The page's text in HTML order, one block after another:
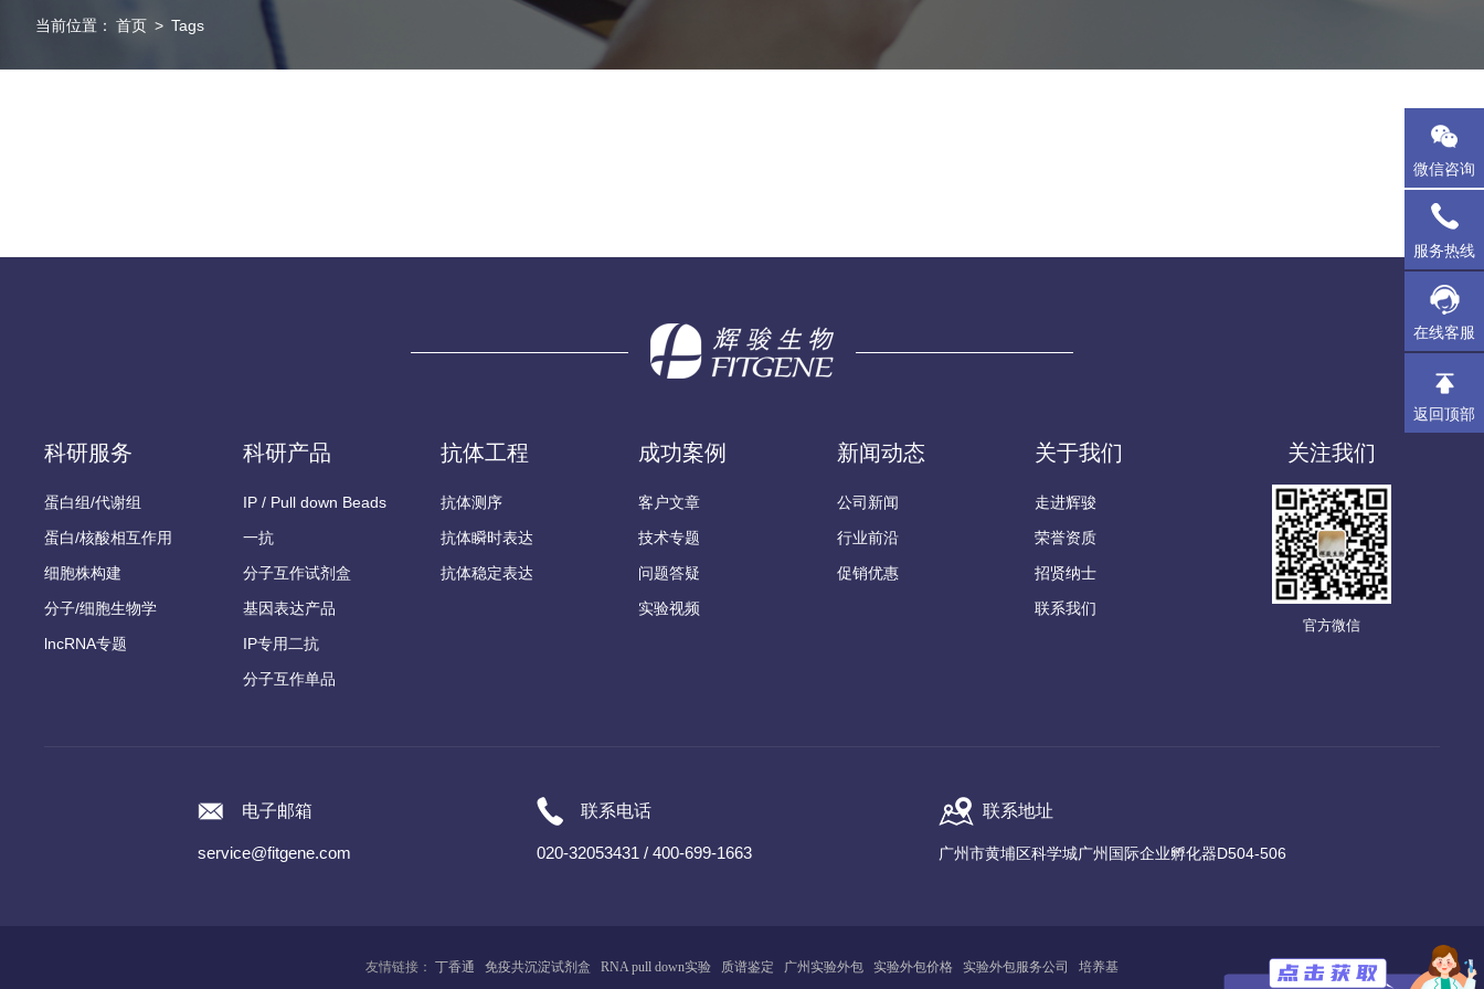
当前位置： 首页 > Tags
科研服务
蛋白组/代谢组
蛋白/核酸相互作用
细胞株构建
分子/细胞生物学
lncRNA专题
科研产品
IP / Pull down Beads
一抗
分子互作试剂盒
基因表达产品
IP专用二抗
分子互作单品
抗体工程
抗体测序
抗体瞬时表达
抗体稳定表达
成功案例
客户文章
技术专题
问题答疑
实验视频
新闻动态
公司新闻
行业前沿
促销优惠
关于我们
走进辉骏
荣誉资质
招贤纳士
联系我们
关注我们
官方微信
电子邮箱
service@fitgene.com
联系电话
020-32053431 / 400-699-1663
联系地址
广州市黄埔区科学城广州国际企业孵化器D504-506
友情链接： 丁香通 免疫共沉淀试剂盒 RNA pull down实验 质谱鉴定 广州 实验外包 实验外包价格 实验外包服务公司 培养基
微信咨询
服务热线
在线客服
返回顶部